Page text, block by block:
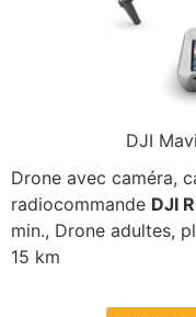
DJI
Drone avec caméra,
radiocommande DJI
min., Drone adultes,
15 km